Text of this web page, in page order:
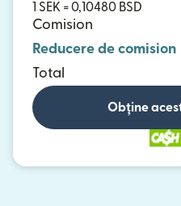
1 SEK = 0,10480 BSD
Comision
Reducere de comision
Total
Obține